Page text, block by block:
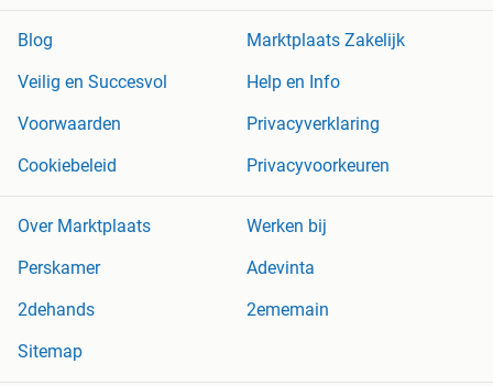
Blog
Marktplaats Zakelijk
Veilig en Succesvol
Help en Info
Voorwaarden
Privacyverklaring
Cookiebeleid
Privacyvoorkeuren
Over Marktplaats
Werken bij
Perskamer
Adevinta
2dehands
2ememain
Sitemap